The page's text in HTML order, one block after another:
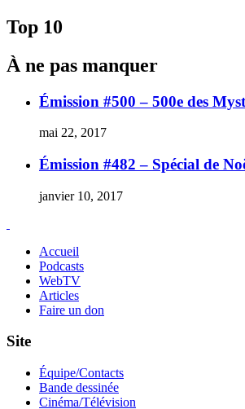
Top 10
À ne pas manquer
Émission #500 – 500e des
mai 22, 2017
Émission #482 – Spécial de
janvier 10, 2017
Accueil
Podcasts
WebTV
Articles
Faire un don
Site
Équipe/Contacts
Bande dessinée
Cinéma/Télévision